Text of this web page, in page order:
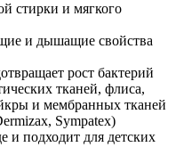
стирки и мягкого
и дышащие свойства
рост бактерий
тканей, флиса,
и мембранных тканей
Sympatex)
и подходит для детских